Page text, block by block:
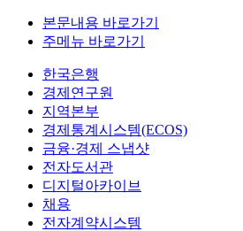
본문내용 바로가기
주메뉴 바로가기
한국은행
경제연구원
지역본부
경제통계시스템(ECOS)
금융·경제 스냅샷
전자도서관
디지털아카이브
채용
전자계약시스템